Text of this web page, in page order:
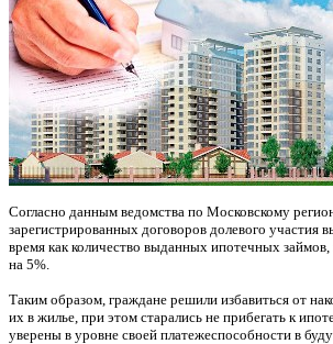
Согласно данным ведомства по Московскому
зарегистрированных договоров долевого участия
время как количество выданных ипотечных займов,
на 5%.
Таким образом, граждане решили избавиться от
их в жилье, при этом старались не прибегать к
уверены в уровне своей платежеспособности в